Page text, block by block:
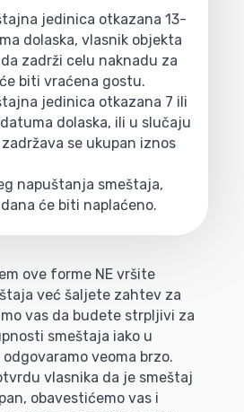
jedinica otkazana 13-
dolaska, vlasnik objekta
zadrži celu naknadu za
biti vraćena gostu.
jedinica otkazana 7 ili
dolaska, ili u slučaju
se ukupan iznos
napuštanja smeštaja,
će biti naplaćeno.
ove forme NE vršite
već šaljete zahtev za
vas da budete strpljivi za
smeštaja iako u
veoma brzo.
vlasnika da je smeštaj
obavestićemo vas i